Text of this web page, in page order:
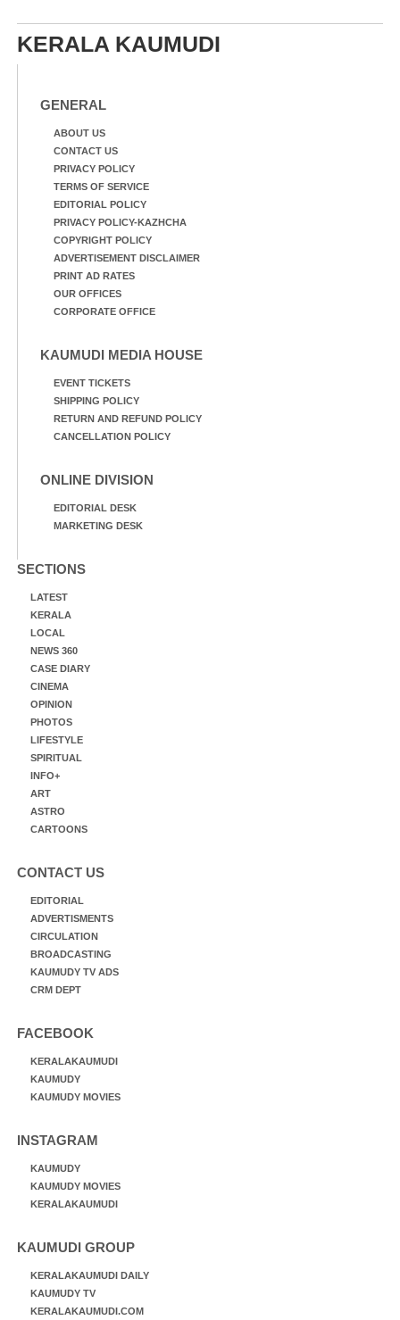
വിദ്യാർത്ഥികൾക്കൊപ്പം
KERALA KAUMUDI
GENERAL
ABOUT US
CONTACT US
PRIVACY POLICY
TERMS OF SERVICE
EDITORIAL POLICY
PRIVACY POLICY-KAZHCHA
COPYRIGHT POLICY
ADVERTISEMENT DISCLAIMER
PRINT AD RATES
OUR OFFICES
CORPORATE OFFICE
KAUMUDI MEDIA HOUSE
EVENT TICKETS
SHIPPING POLICY
RETURN AND REFUND POLICY
CANCELLATION POLICY
ONLINE DIVISION
EDITORIAL DESK
MARKETING DESK
SECTIONS
LATEST
KERALA
LOCAL
NEWS 360
CASE DIARY
CINEMA
OPINION
PHOTOS
LIFESTYLE
SPIRITUAL
INFO+
ART
ASTRO
CARTOONS
CONTACT US
EDITORIAL
ADVERTISMENTS
CIRCULATION
BROADCASTING
KAUMUDY TV ADS
CRM DEPT
FACEBOOK
KERALAKAUMUDI
KAUMUDY
KAUMUDY MOVIES
INSTAGRAM
KAUMUDY
KAUMUDY MOVIES
KERALAKAUMUDI
KAUMUDI GROUP
KERALAKAUMUDI DAILY
KAUMUDY TV
KERALAKAUMUDI.COM